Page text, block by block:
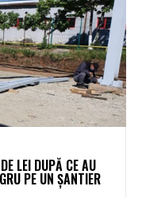
LEI DUPĂ CE AU
PE UN ȘANTIER